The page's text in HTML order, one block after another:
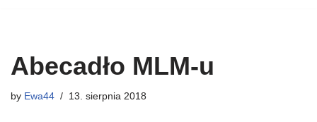
Abecadło MLM-u
by Ewa44 13. sierpnia 2018